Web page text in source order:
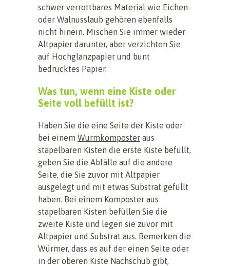
schwer verrottbares Material wie Eichen-
oder Walnusslaub gehören ebenfalls
nicht hinein. Mischen Sie immer wieder
Altpapier darunter, aber verzichten Sie
auf Hochglanzpapier und bunt
bedrucktes Papier.
Was tun, wenn eine Kiste oder
Seite voll befüllt ist?
Haben Sie die eine Seite der Kiste oder
bei einem Wurmkomposter aus
stapelbaren Kisten die erste Kiste befüllt,
geben Sie die Abfälle auf die andere
Seite, die Sie zuvor mit Altpapier
ausgelegt und mit etwas Substrat gefüllt
haben. Bei einem Komposter aus
stapelbaren Kisten befüllen Sie die
zweite Kiste und legen sie zuvor mit
Altpapier und Substrat aus. Bemerken die
Würmer, dass es auf der einen Seite oder
in der oberen Kiste Nachschub gibt,